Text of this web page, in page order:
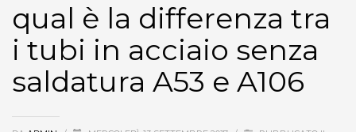
qual è la differenza tra
i tubi in acciaio senza
saldatura A53 e A106